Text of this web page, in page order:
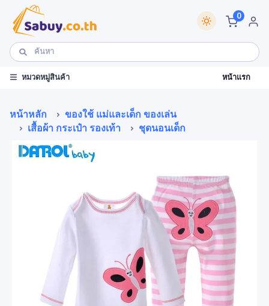
0
หมวดหมู่สินค้า หน้าแรก
หน้าหลัก
ของใช้ แม่และเด็ก ของเล่น
เสื้อผ้า กระเป๋า รองเท้า
ชุดนอนเด็ก